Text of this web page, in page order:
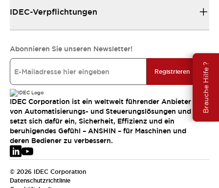
Brauche Hilfe ?
IDEC-Verpflichtungen
Abonnieren Sie unseren Newsletter!
Registrieren
IDEC Corporation ist ein weltweit führender Anbieter
von Automatisierungs- und Steuerungslösungen und
setzt sich dafür ein, Sicherheit, Effizienz und ein
beruhigendes Gefühl – ANSHIN – für Maschinen und
deren Bediener zu verbessern.
© 2026 IDEC Corporation
Datenschutzrichtlinie